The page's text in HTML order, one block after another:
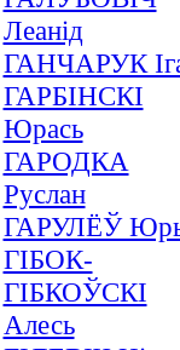
Леанід
ГАНЧАРУК
ГАРБІНСКІ
Юрась
ГАРОДКА
Руслан
ГАРУЛЁЎ
ГІБОК-
ГІБКОЎСКІ
Алесь